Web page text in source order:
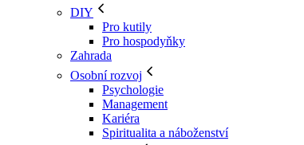
DIY
Pro kutily
Pro hospodyňky
Zahrada
Osobní rozvoj
Psychologie
Management
Kariéra
Spiritualita a náboženství